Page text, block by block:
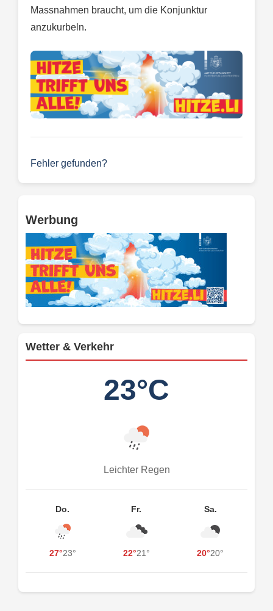
Massnahmen braucht, um die Konjunktur
anzukurbeln.
Fehler gefunden?
Werbung
Wetter & Verkehr
23°C
Leichter Regen
Do.
27°23°
Fr.
22°21°
Sa.
20°20°